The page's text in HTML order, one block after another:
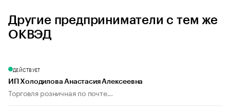
Другие предприниматели с тем же
ОКВЭД
ДЕЙСТВУЕТ
ИП Холодилова Анастасия Алексеевна
Торговля розничная по почте...